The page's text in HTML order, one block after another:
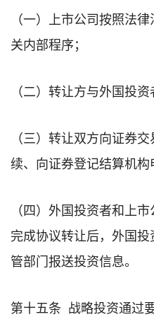
（一）上市公司按照法
关内部程序；
（二）转让方与外国投
（三）转让双方向证券
续、向证券登记结算机构
（四）外国投资者和上
完成协议转让后，外国
管部门报送投资信息。
第十五条 战略投资通过